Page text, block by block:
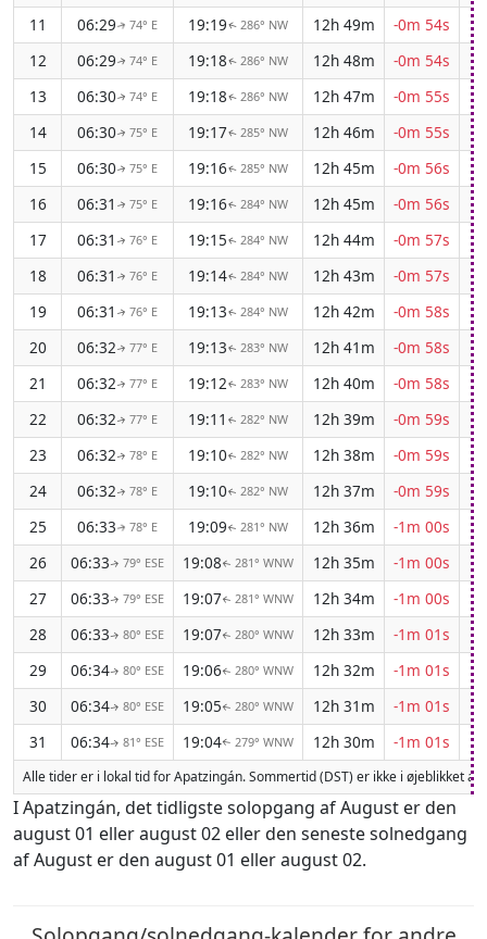
11
06:29↑ 74° E 19:19↑ 286° NW 12h 49m -0m 54s
12
06:29↑ 74° E 19:18↑ 286° NW 12h 48m -0m 54s
13
06:30↑ 74° E 19:18↑ 286° NW 12h 47m -0m 55s
14
06:30↑ 75° E 19:17↑ 285° NW 12h 46m -0m 55s
15
06:30↑ 75° E 19:16↑ 285° NW 12h 45m -0m 56s
16
06:31 ↑ 75° E 19:16↑ 284° NW 12h 45m -0m 56s
17
06:31 ↑ 76° E 19:15↑ 284° NW 12h 44m -0m 57s
18
06:31 ↑ 76° E 19:14↑ 284° NW 12h 43m -0m 57s
19
06:31 ↑ 76° E 19:13↑ 284° NW 12h 42m -0m 58s
20
06:32↑ 77° E 19:13↑ 283° NW 12h 41m -0m 58s
21
06:32↑ 77° E 19:12↑ 283° NW 12h 40m -0m 58s
22
06:32↑ 77° E 19:11 ↑ 282° NW 12h 39m -0m 59s
23
06:32↑ 78° E 19:10↑ 282° NW 12h 38m -0m 59s
24
06:32↑ 78° E 19:10↑ 282° NW 12h 37m -0m 59s
25
06:33↑ 78° E 19:09↑ 281° NW 12h 36m -1m 00s
26
06:33↑ 79° ESE 19:08↑ 281° WNW 12h 35m -1m 00s
27
06:33↑ 79° ESE 19:07↑ 281° WNW 12h 34m -1m 00s
28
06:33↑ 80° ESE 19:07↑ 280° WNW 12h 33m -1m 01s
29
06:34↑ 80° ESE 19:06↑ 280° WNW 12h 32m -1m 01s
30
06:34↑ 80° ESE 19:05↑ 280° WNW 12h 31m -1m 01s
31
06:34↑ 81° ESE 19:04↑ 279° WNW 12h 30m -1m 01s
Alle tider er i lokal tid for Apatzingán. Sommertid (DST) er ikke i øjeblikket
I Apatzingán, det tidligste solopgang af August er den
august 01 eller august 02 eller den seneste solnedgang
af August er den august 01 eller august 02.